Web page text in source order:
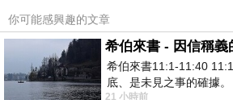
Toggle View View View View
View View View View View
View View View View View
你可能感興趣的文章
希伯來書 - 因信稱義
希伯來書11:1-11:40
底、是未見之事的確據
21 小時前